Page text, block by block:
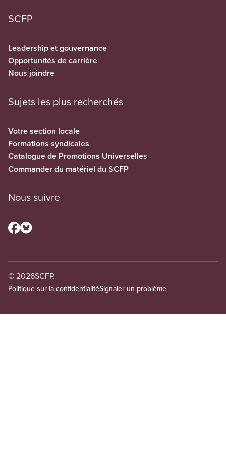
SCFP
Leadership et gouvernance
Opportunités de carrière
Nous joindre
Sujets les plus recherchés
Votre section locale
Formations syndicales
Catalogue de Promotions Universelles
Commander du matériel du SCFP
Nous suivre
© 2026SCFP.
Politique sur la confidentialitéSignaler un problème